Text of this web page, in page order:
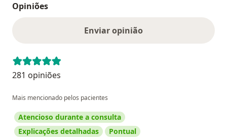
Opiniões
Enviar opinião
281 opiniões
Mais mencionado pelos pacientes
Atencioso durante a consulta
Explicações detalhadas
Pontual